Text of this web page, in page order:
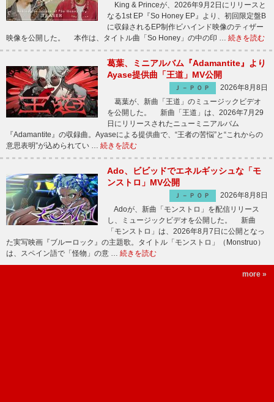
King & Princeが、2026年9月2日にリリースと
なる1st EP『So Honey EP』より、初回限定盤B
に収録されるEP制作ビハインド映像のティザー
映像を公開した。 本作は、タイトル曲「So Honey」の中の印 … 続きを読む
葛葉、ミニアルバム『Adamantite』より
Ayase提供曲「王道」MV公開
Ｊ－ＰＯＰ
2026年8月8日
葛葉が、新曲「王道」のミュージックビデオ
を公開した。 新曲「王道」は、2026年7月29
日にリリースされたニューミニアルバム
『Adamantite』の収録曲。Ayaseによる提供曲で、“王者の苦悩”と“これからの
意思表明”が込められてい … 続きを読む
Ado、ビビッドでエネルギッシュな「モ
ンストロ」MV公開
Ｊ－ＰＯＰ
2026年8月8日
Adoが、新曲「モンストロ」を配信リリース
し、ミュージックビデオを公開した。 新曲
「モンストロ」は、2026年8月7日に公開となっ
た実写映画『ブルーロック』の主題歌。タイトル「モンストロ」（Monstruo）
は、スペイン語で「怪物」の意 … 続きを読む
more »